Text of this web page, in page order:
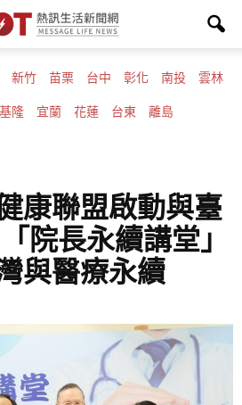
新竹 苗栗 台中 彰化 南投 雲林
基隆 宜蘭 花蓮 台東 離島
康聯盟啟動與臺
院長永續講堂」
與醫療永續